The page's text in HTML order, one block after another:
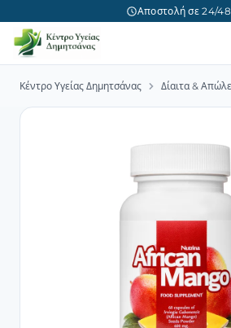
Αποστολή σε 24/
Κέντρο Υγείας Δημητσάνας Δίαιτα &